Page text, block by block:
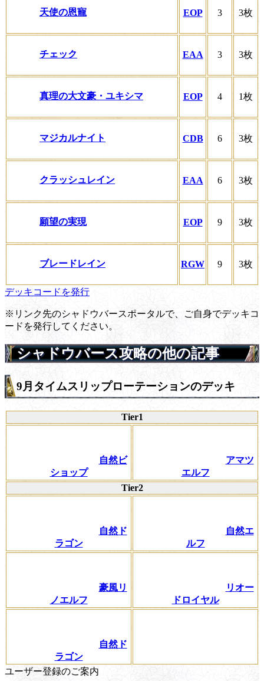
天使の恩寵 EOP 3 3枚
チェック EAA 3 3枚
真理の大文豪・ユキシマ EOP 4 1枚
マジカルナイト CDB 6 3枚
クラッシュレイン EAA 6 3枚
願望の実現 EOP 9 3枚
ブレードレイン RGW 9 3枚
デッキコードを発行
※リンク先のシャドウバースポータルで、ご自身でデッキコ
ードを発行してください。
シャドウバース攻略の他の記事
9月タイムスリップローテーションのデッキ
Tier1
自然ビ
ショップ
アマツ
エルフ
Tier2
自然ド
ラゴン
自然エ
ルフ
豪風リ
ノエルフ
リオー
ドロイヤル
自然ド
ラゴン
ユーザー登録のご案内